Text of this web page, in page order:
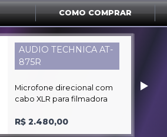
COMO COMPRAR
AUDIO TECHNICA AT-
875R
Microfone direcional com
cabo XLR para filmadora
R$ 2.480,00
‣